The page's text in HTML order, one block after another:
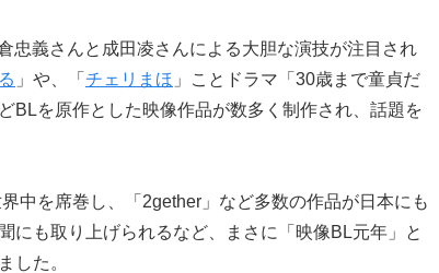
忠義さんと成田凌さんによる大胆な演技が注目され
」や、「 チェリまほ 」ことドラマ「30歳まで童貞だ
BLを原作とした映像作品が数多く制作され、話題を
界中を席巻し、「2gether」など多数の作品が日本にも
にも取り上げられるなど、まさに「映像BL元年」と
した。